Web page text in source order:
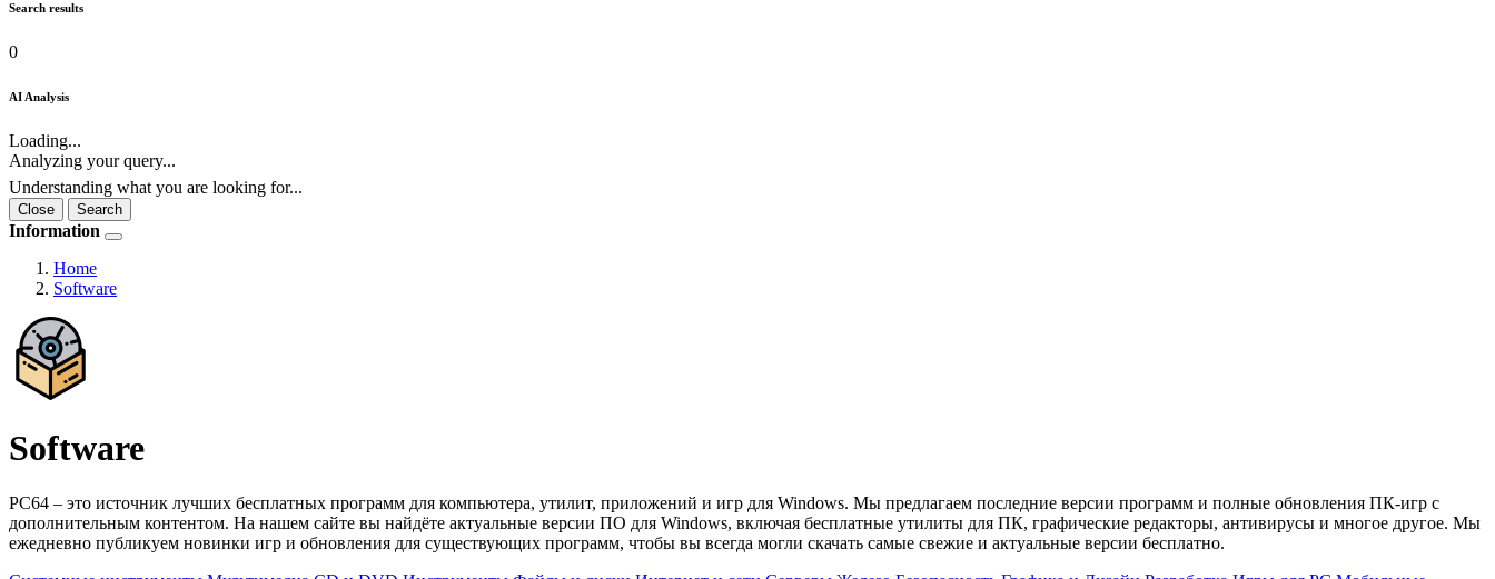
Search results
0
AI Analysis
Loading...
Analyzing your query...
Understanding what you are looking for...
Close Search
Information
Home
Software
Software
PC64 – это источник лучших бесплатных программ для компьютера, утилит, приложений и игр для Windows. Мы предлагаем последние версии программ и полные обновления ПК-игр с
дополнительным контентом. На нашем сайте вы найдёте актуальные версии ПО для Windows, включая бесплатные утилиты для ПК, графические редакторы, антивирусы и многое другое. Мы
ежедневно публикуем новинки игр и обновления для существующих программ, чтобы вы всегда могли скачать самые свежие и актуальные версии бесплатно.